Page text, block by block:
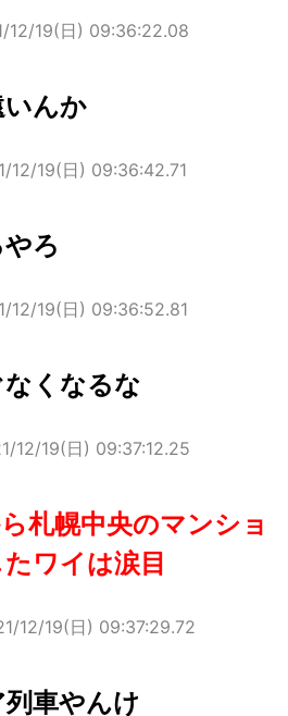
12/19(日) 09:36:22.08
んか
12/19(日) 09:36:42.71
ろ
12/19(日) 09:36:52.81
くなるな
12/19(日) 09:37:12.25
札幌中央のマンショ
ワイは涙目
12/19(日) 09:37:29.72
車やんけ